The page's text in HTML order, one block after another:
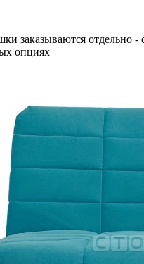
заказываются отдельно -
опциях